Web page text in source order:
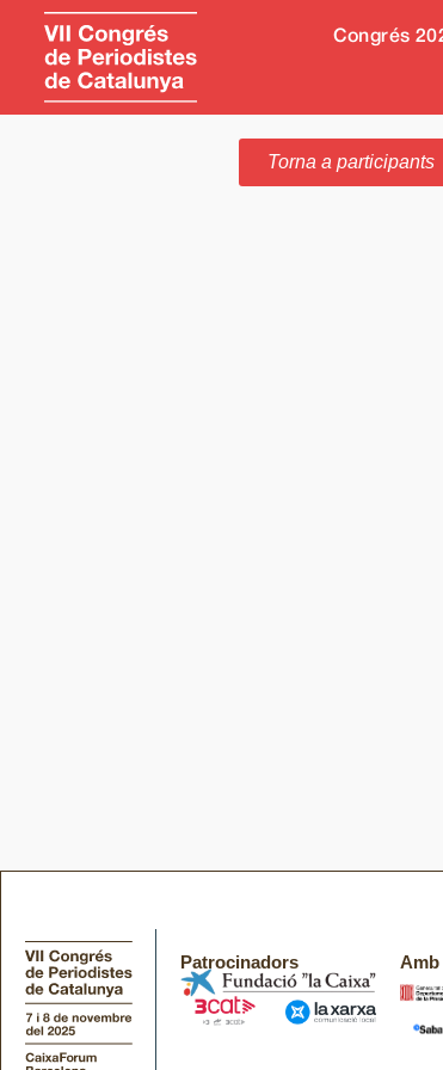
Congrés
Torna a participants
Patrocinadors Amb